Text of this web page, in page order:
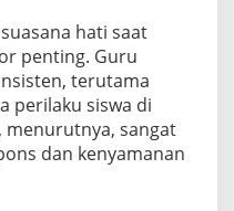
hati saat
penting. Guru
terutama
perilaku siswa di
menurutnya, sangat
dan kenyamanan